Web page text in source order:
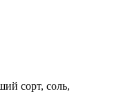
сорт, соль,